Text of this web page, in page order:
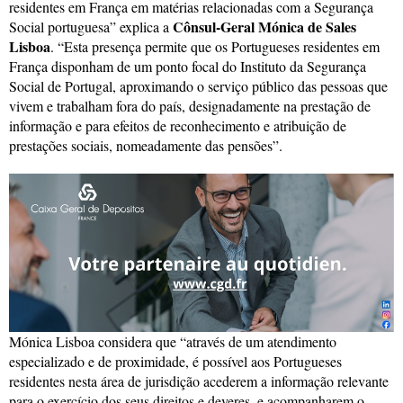
residentes em França em matérias relacionadas com a Segurança
Social portuguesa” explica a Cônsul-Geral Mónica de Sales
Lisboa. “Esta presença permite que os Portugueses residentes em
França disponham de um ponto focal do Instituto da Segurança
Social de Portugal, aproximando o serviço público das pessoas que
vivem e trabalham fora do país, designadamente na prestação de
informação e para efeitos de reconhecimento e atribuição de
prestações sociais, nomeadamente das pensões”.
Mónica Lisboa considera que “através de um atendimento
especializado e de proximidade, é possível aos Portugueses
residentes nesta área de jurisdição acederem a informação relevante